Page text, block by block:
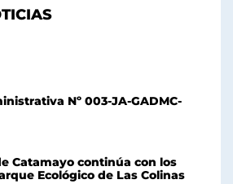
Nº 003-JA-GADMC-
Catamayo continúa con los
Ecológico de Las Colinas